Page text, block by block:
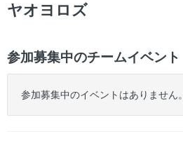
ヤオヨロズ
参加募集中のチームイベント
参加募集中のイベントはありません。